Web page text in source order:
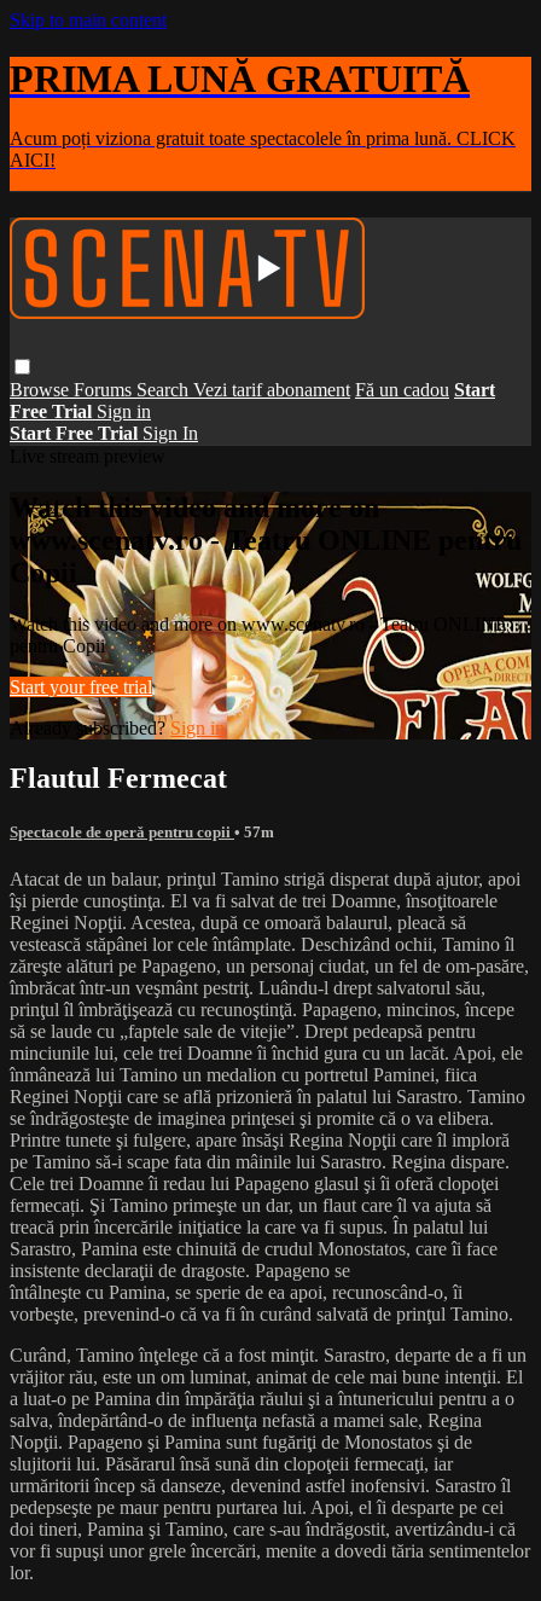
Skip to main content
PRIMA LUNĂ GRATUITĂ
Acum poți viziona gratuit toate spectacolele în prima lună. CLICK
AICI!
Browse Forums Search Vezi tarif abonament Fă un cadou Start
Free Trial Sign in
Start Free Trial Sign In
Watch this video and more on
www.scenatv.ro - Teatru ONLINE pentru
Copii
Watch this video and more on www.scenatv.ro - Teatru ONLINE
pentru Copii
Start your free trial
Already subscribed? Sign in
Flautul Fermecat
Spectacole de operǎ pentru copii • 57m
Atacat de un balaur, prinţul Tamino strigă disperat după ajutor, apoi
îşi pierde cunoştinţa. El va fi salvat de trei Doamne, însoţitoarele
Reginei Nopţii. Acestea, după ce omoară balaurul, pleacă să
vestească stăpânei lor cele întâmplate. Deschizând ochii, Tamino îl
zăreşte alături pe Papageno, un personaj ciudat, un fel de om-pasăre,
îmbrăcat într-un veşmânt pestriţ. Luându-l drept salvatorul său,
prinţul îl îmbrăţişează cu recunoştinţă. Papageno, mincinos, începe
să se laude cu „faptele sale de vitejie”. Drept pedeapsă pentru
minciunile lui, cele trei Doamne îi închid gura cu un lacăt. Apoi, ele
înmânează lui Tamino un medalion cu portretul Paminei, fiica
Reginei Nopţii care se află prizonieră în palatul lui Sarastro. Tamino
se îndrăgosteşte de imaginea prinţesei şi promite că o va elibera.
Printre tunete şi fulgere, apare însăşi Regina Nopţii care îl imploră
pe Tamino să-i scape fata din mâinile lui Sarastro. Regina dispare.
Cele trei Doamne îi redau lui Papageno glasul şi îi oferă clopoţei
fermecați. Şi Tamino primeşte un dar, un flaut care îl va ajuta să
treacă prin încercările iniţiatice la care va fi supus. În palatul lui
Sarastro, Pamina este chinuită de crudul Monostatos, care îi face
insistente declaraţii de dragoste. Papageno se
întâlneşte cu Pamina, se sperie de ea apoi, recunoscând-o, îi
vorbeşte, prevenind-o că va fi în curând salvată de prinţul Tamino.
Curând, Tamino înţelege că a fost minţit. Sarastro, departe de a fi un
vrăjitor rău, este un om luminat, animat de cele mai bune intenţii. El
a luat-o pe Pamina din împărăţia răului şi a întunericului pentru a o
salva, îndepărtând-o de influenţa nefastă a mamei sale, Regina
Nopţii. Papageno şi Pamina sunt fugăriţi de Monostatos şi de
slujitorii lui. Păsărarul însă sună din clopoţeii fermecaţi, iar
urmăritorii încep să danseze, devenind astfel inofensivi. Sarastro îl
pedepseşte pe maur pentru purtarea lui. Apoi, el îi desparte pe cei
doi tineri, Pamina şi Tamino, care s-au îndrăgostit, avertizându-i că
vor fi supuşi unor grele încercări, menite a dovedi tăria sentimentelor
lor.